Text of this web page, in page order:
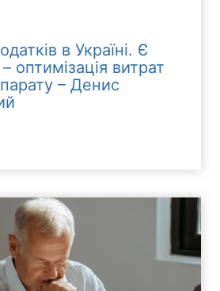
в Україні. Є
оптимізація витрат
– Денис